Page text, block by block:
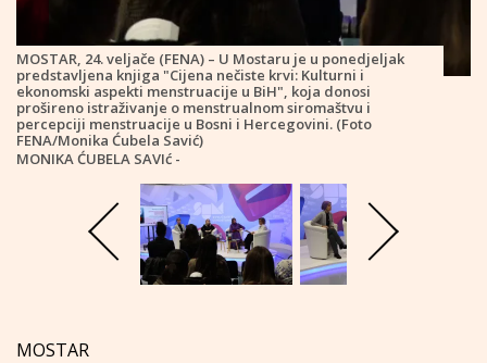
MOSTAR, 24. veljače (FENA) – U Mostaru je u ponedjeljak
predstavljena knjiga "Cijena nečiste krvi: Kulturni i
ekonomski aspekti menstruacije u BiH", koja donosi
prošireno istraživanje o menstrualnom siromaštvu i
percepciji menstruacije u Bosni i Hercegovini. (Foto
FENA/Monika Ćubela Savić)
MONIKA ĆUBELA SAVIć -
MOSTAR